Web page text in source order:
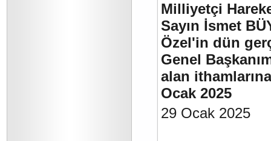
Milliyetçi
Sayın İsmet
Özel'in dün
Genel
alan ithamlarına
Ocak 2025
29 Ocak 2025